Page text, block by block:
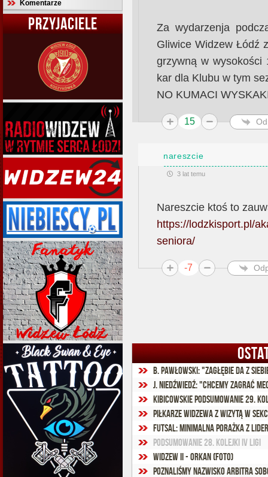
Komentarze
PRZYJACIELE
Za wydarzenja
Gliwice Widzew Łódź
grzywną w wysokości
kar dla Klubu w tym
NO KUMACI
15
nareszcie
3 lat temu
Nareszcie ktoś to
https://lodzkisport.pl/
seniora/
-7
J. Niedźwiedź: "Chcemy zagrać
Kibicowskie podsumowanie 29.
Piłkarze Widzewa z wizytą w
Futsal: Minimalna porażka z
Podsumowanie 28. kolejki IV ligi
Widzew II - Orkan (foto)
Poznaliśmy nazwisko arbitra